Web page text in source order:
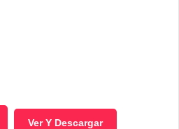
Ver Y Descargar